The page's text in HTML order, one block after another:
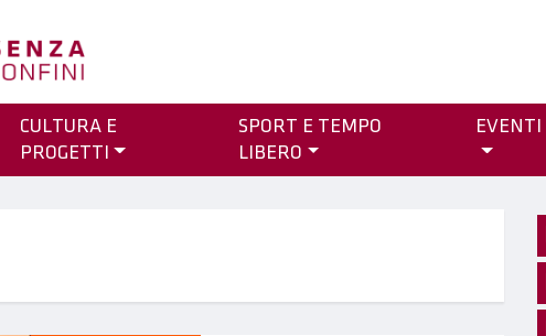
CULTURA E
PROGETTI
SPORT E TEMPO
LIBERO
EVENTI